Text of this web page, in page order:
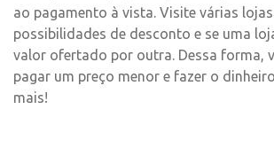
ao pagamento à vista. Visite várias
possibilidades de desconto e se uma
valor ofertado por outra. Dessa forma,
pagar um preço menor e fazer o
mais!